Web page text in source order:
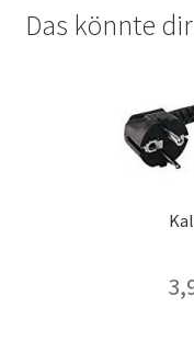
Das könnte